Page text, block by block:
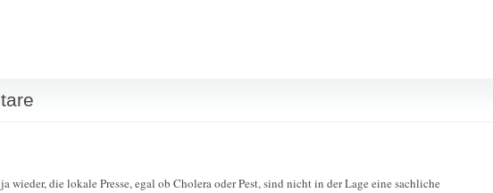
wieder, die lokale Presse, egal ob Cholera oder Pest, sind nicht in der Lage eine sachliche